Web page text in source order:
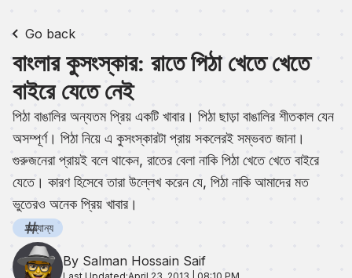
Go back
বাংলার কুসংস্কার: রাতে পিঠা খেতে খেতে
বাইরে যেতে নেই
পিঠা বাঙালির অন্যতম প্রিয় একটি খাবার। পিঠা ছাড়া বাঙালির শীতকাল যেন
অসম্পূর্ণ। পিঠা নিয়ে এ কুসংস্কারটা প্রায় সকলেরই সম্ভবত জানা।
গুরুজনেরা প্রায়ই বলে থাকেন, রাতের বেলা নাকি পিঠা খেতে খেতে বাইরে
যেতে। কারণ হিসেবে তারা উল্লেখ করেন যে, পিঠা নাকি আমাদের মত
ভুতেরও অনেক প্রিয় খাবার।
অন্যান্য
By Salman Hossain Saif